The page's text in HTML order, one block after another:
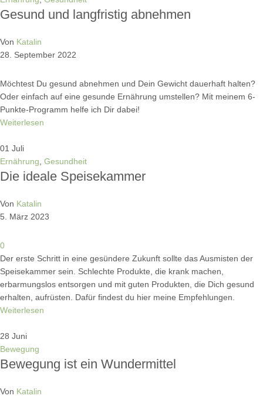
Gesund und langfristig abnehmen
Von Katalin
28. September 2022
Möchtest Du gesund abnehmen und Dein Gewicht dauerhaft halten?
Oder einfach auf eine gesunde Ernährung umstellen? Mit meinem 6-
Punkte-Programm helfe ich Dir dabei!
Weiterlesen
01 Juli
Ernährung, Gesundheit
Die ideale Speisekammer
Von Katalin
5. März 2023
0
Der erste Schritt in eine gesündere Zukunft sollte das Ausmisten der
Speisekammer sein. Schlechte Produkte, die krank machen,
erbarmungslos entsorgen und mit guten Produkten, die Dich gesund
erhalten, aufrüsten. Dafür findest du hier meine Empfehlungen.
Weiterlesen
28 Juni
Bewegung
Bewegung ist ein Wundermittel
Von Katalin